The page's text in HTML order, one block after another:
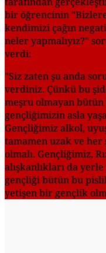
bir öğrencinin
kendimizi çağın
neler yapmalıyız?"
verdi:
"Siz zaten şu anda
verdiniz. Çünkü bu
meşru olmayan
gençliğimizin asla
Gençliğimiz alkol,
tamamen uzak ve her
olmalı. Gençliğimiz,
alışkanlıkları da
gençliği bütün bu
yetişen bir gençlik